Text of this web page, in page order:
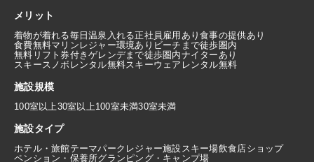
メリット
着物が着れる毎日温泉入れる正社員雇用あり食事の提供あり
食費無料マリンレジャー環境あり ビーチまで徒歩圏内
無料リフト券付きゲレンデまで徒歩圏内ナイターあり
スキースノボレンタル無料スキーウェアレンタル無料
施設規模
100室以上30室以上100室未満30室未満
施設タイプ
ホテル・旅館テーマパーク レジャー施設スキー場飲食店ショップ
ペンション・保養所グランピング・キャンプ場